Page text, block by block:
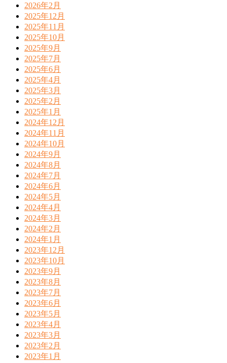
2026年2月
2025年12月
2025年11月
2025年10月
2025年9月
2025年7月
2025年6月
2025年4月
2025年3月
2025年2月
2025年1月
2024年12月
2024年11月
2024年10月
2024年9月
2024年8月
2024年7月
2024年6月
2024年5月
2024年4月
2024年3月
2024年2月
2024年1月
2023年12月
2023年10月
2023年9月
2023年8月
2023年7月
2023年6月
2023年5月
2023年4月
2023年3月
2023年2月
2023年1月